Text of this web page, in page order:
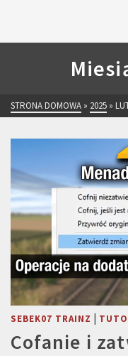
STRONA DOMOWA » 2025 »
SEBEK07 TRAINZ |
Cofanie i